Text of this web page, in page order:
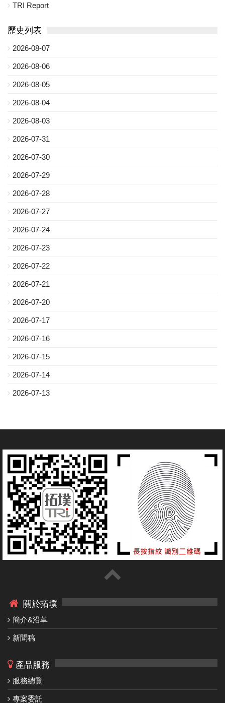
TRI Report
歷史列表
2026-08-07
2026-08-06
2026-08-05
2026-08-04
2026-08-03
2026-07-31
2026-07-30
2026-07-29
2026-07-28
2026-07-27
2026-07-24
2026-07-23
2026-07-22
2026-07-21
2026-07-20
2026-07-17
2026-07-16
2026-07-15
2026-07-14
2026-07-13
關於拓墣
簡介&沿革
新聞稿
產品服務
服務總覽
專案委託